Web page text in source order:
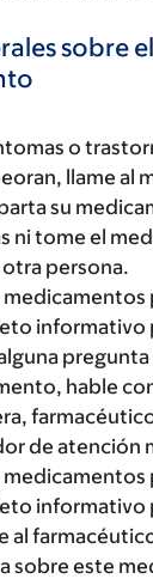
sobre el
o
llame al
su
ni tome el
persona.
informativo
hable
de atención
informativo
al
sobre este